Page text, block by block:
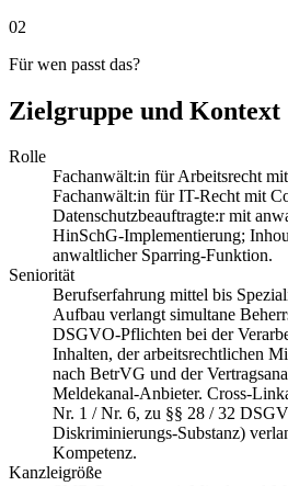
02
Für wen passt das?
Zielgruppe und Kontext
Rolle
Fachanwält:in für Arbeitsrecht
Fachanwält:in für IT-Recht mit
Datenschutzbeauftragte:r mit
HinSchG-Implementierung;
anwaltlicher Sparring-Funktion.
Seniorität
Berufserfahrung mittel bis
Aufbau verlangt simultane
DSGVO-Pflichten bei der
Inhalten, der arbeitsrechtlichen
nach BetrVG und der
Meldekanal-Anbieter. Cross-
Nr. 1 / Nr. 6, zu §§ 28 / 32
Diskriminierungs-Substanz)
Kompetenz.
Kanzleigröße